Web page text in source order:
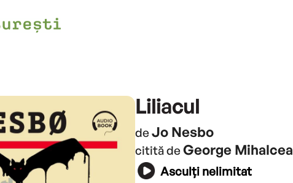
Liliacul
de Jo Nesbo
citită de George Mihalcea
Asculți nelimitat